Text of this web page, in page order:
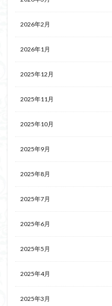
2026年2月
2026年1月
2025年12月
2025年11月
2025年10月
2025年9月
2025年8月
2025年7月
2025年6月
2025年5月
2025年4月
2025年3月